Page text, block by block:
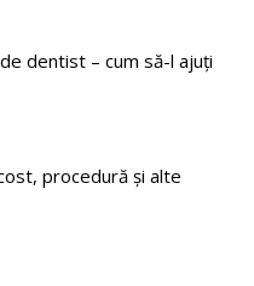
dentist – cum să-l ajuți
procedură și alte